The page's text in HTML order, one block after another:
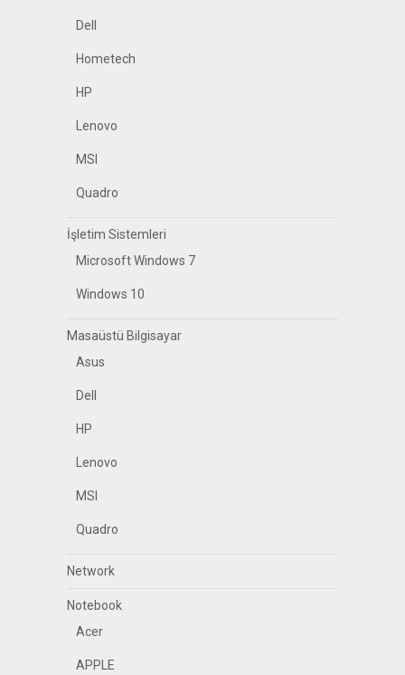
Dell
Hometech
HP
Lenovo
MSI
Quadro
İşletim Sistemleri
Microsoft Windows 7
Windows 10
Masaüstü Bilgisayar
Asus
Dell
HP
Lenovo
MSI
Quadro
Network
Notebook
Acer
APPLE